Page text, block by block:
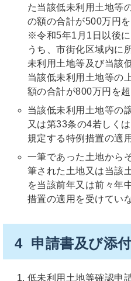
た当該低未利用土地等
の額の合計が500万円
※令和5年1月1日以後
うち、市街化区域内に
未利用土地等及び当該
当該低未利用土地等の
額の合計が800万円を
当該低未利用土地等の
又は第33条の4若しく
規定する特例措置の適
一筆であった土地から
筆された土地又は当該
を当該前年又は前々年
措置の適用を受けてい
4 申請書及び添
低未利用土地等確認申